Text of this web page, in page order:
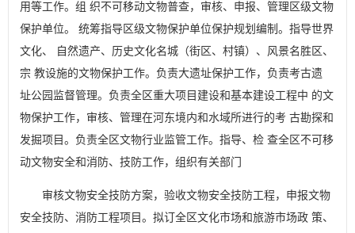
用等工作。组 织不可移动文物普查，审核、申报、管理区级文物
保护单位。 统筹指导区级文物保护单位保护规划编制。指导世界
文化、 自然遗产、历史文化名城（街区、村镇）、风景名胜区、
宗 教设施的文物保护工作。负责大遗址保护工作，负责考古遗
址公园监督管理。负责全区重大项目建设和基本建设工程中 的文
物保护工作，审核、管理在河东境内和水域所进行的考 古勘探和
发掘项目。负责全区文物行业监管工作。指导、检 查全区不可移
动文物安全和消防、技防工作，组织有关部门
审核文物安全技防方案，验收文物安全技防工程，申报文物
安全技防、消防工程项目。拟订全区文化市场和旅游市场政 策、